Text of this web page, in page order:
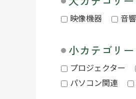
映像機器 音
小カテゴリー
プロジェクター
パソコン関連